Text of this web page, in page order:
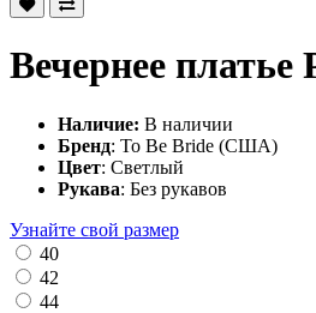
Вечернее платье
Наличие: В наличии
Бренд: To Be Bride (США)
Цвет: Светлый
Рукава: Без рукавов
Узнайте свой размер
40
42
44